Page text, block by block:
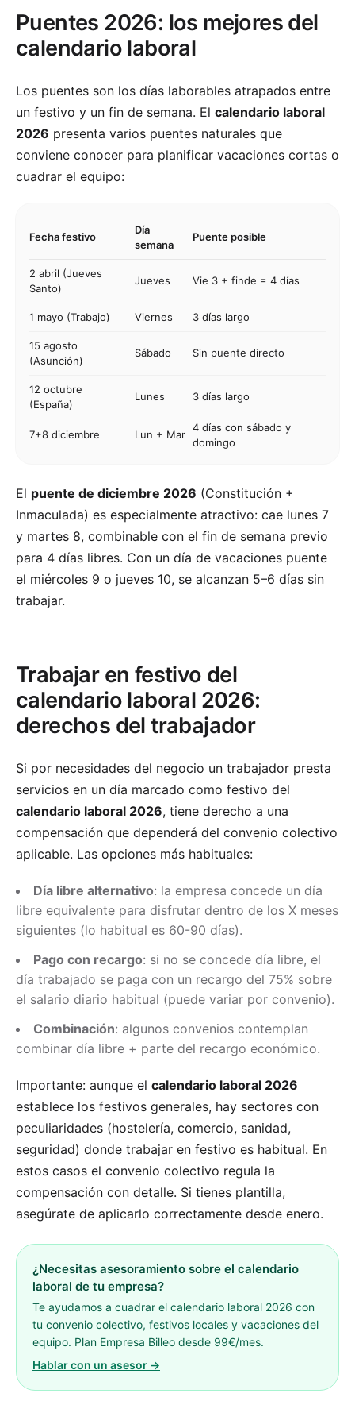
Puentes 2026: los mejores del
calendario laboral
Los puentes son los días laborables atrapados entre
un festivo y un fin de semana. El calendario laboral
2026 presenta varios puentes naturales que
conviene conocer para planificar vacaciones cortas o
cuadrar el equipo:
Fecha festivo
Día
semana
Puente posible
2 abril (Jueves
Santo)
Jueves Vie 3 + finde = 4 días
1 mayo (Trabajo) Viernes 3 días largo
15 agosto
(Asunción)
Sábado Sin puente directo
12 octubre
(España)
Lunes 3 días largo
7+8 diciembre Lun + Mar
4 días con sábado y
domingo
El puente de diciembre 2026 (Constitución +
Inmaculada) es especialmente atractivo: cae lunes 7
y martes 8, combinable con el fin de semana previo
para 4 días libres. Con un día de vacaciones puente
el miércoles 9 o jueves 10, se alcanzan 5–6 días sin
trabajar.
Trabajar en festivo del
calendario laboral 2026:
derechos del trabajador
Si por necesidades del negocio un trabajador presta
servicios en un día marcado como festivo del
calendario laboral 2026, tiene derecho a una
compensación que dependerá del convenio colectivo
aplicable. Las opciones más habituales:
Día libre alternativo: la empresa concede un día
libre equivalente para disfrutar dentro de los X meses
siguientes (lo habitual es 60-90 días).
Pago con recargo: si no se concede día libre, el
día trabajado se paga con un recargo del 75% sobre
el salario diario habitual (puede variar por convenio).
Combinación: algunos convenios contemplan
combinar día libre + parte del recargo económico.
Importante: aunque el calendario laboral 2026
establece los festivos generales, hay sectores con
peculiaridades (hostelería, comercio, sanidad,
seguridad) donde trabajar en festivo es habitual. En
estos casos el convenio colectivo regula la
compensación con detalle. Si tienes plantilla,
asegúrate de aplicarlo correctamente desde enero.
¿Necesitas asesoramiento sobre el calendario
laboral de tu empresa?
Te ayudamos a cuadrar el calendario laboral 2026 con
tu convenio colectivo, festivos locales y vacaciones del
equipo. Plan Empresa Billeo desde 99€/mes.
Hablar con un asesor →